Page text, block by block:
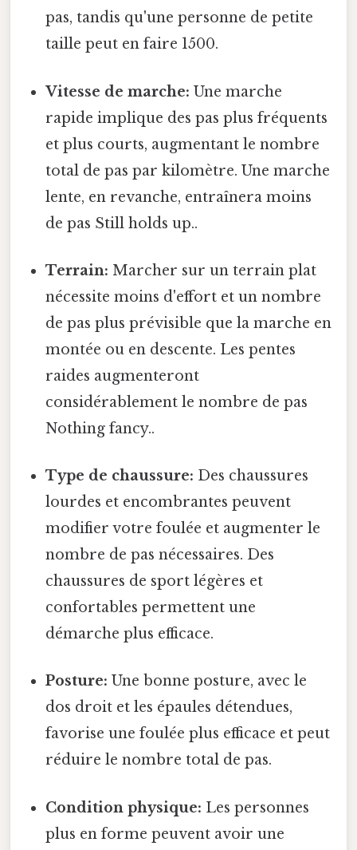
pas, tandis qu'une personne de petite
taille peut en faire 1500.
Vitesse de marche: Une marche
rapide implique des pas plus fréquents
et plus courts, augmentant le nombre
total de pas par kilomètre. Une marche
lente, en revanche, entraînera moins
de pas Still holds up..
Terrain: Marcher sur un terrain plat
nécessite moins d'effort et un nombre
de pas plus prévisible que la marche en
montée ou en descente. Les pentes
raides augmenteront
considérablement le nombre de pas
Nothing fancy..
Type de chaussure: Des chaussures
lourdes et encombrantes peuvent
modifier votre foulée et augmenter le
nombre de pas nécessaires. Des
chaussures de sport légères et
confortables permettent une
démarche plus efficace.
Posture: Une bonne posture, avec le
dos droit et les épaules détendues,
favorise une foulée plus efficace et peut
réduire le nombre total de pas.
Condition physique: Les personnes
plus en forme peuvent avoir une